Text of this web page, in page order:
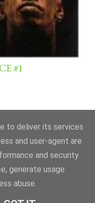
#1
ΑΝΑΡΤΉΣΕΙΣ
to deliver its services
and user-agent are
and security
generate usage
abuse.